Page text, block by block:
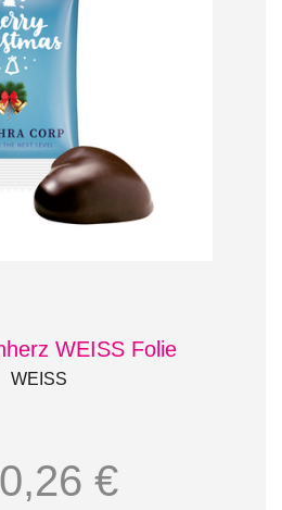
WEISS Folie
WEISS
0,26 €